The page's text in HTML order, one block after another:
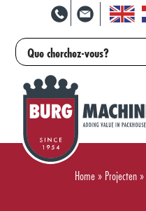
Home» Projecten»